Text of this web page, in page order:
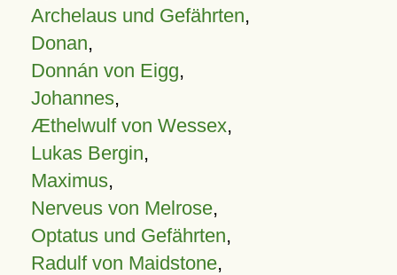
Archelaus und Gefährten,
Donan,
Donnán von Eigg,
Johannes,
Æthelwulf von Wessex,
Lukas Bergin,
Maximus,
Nerveus von Melrose,
Optatus und Gefährten,
Radulf von Maidstone,